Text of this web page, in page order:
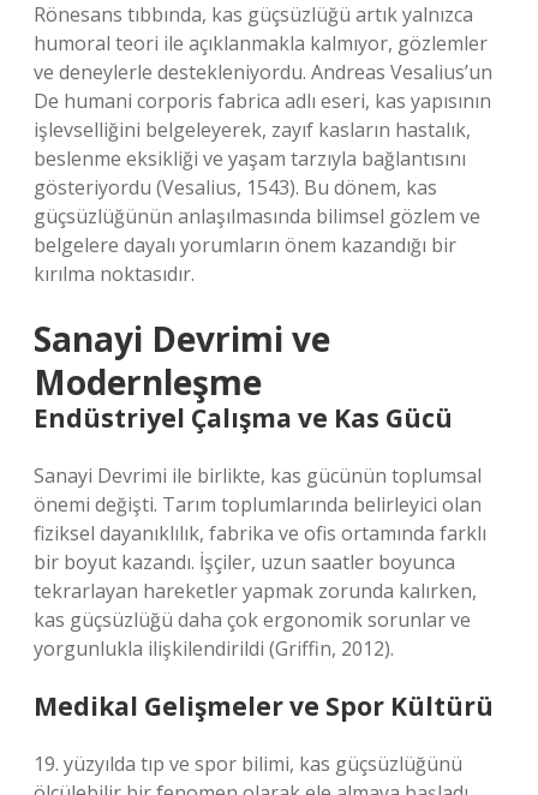
Rönesans tıbbında, kas güçsüzlüğü artık yalnızca
humoral teori ile açıklanmakla kalmıyor, gözlemler
ve deneylerle destekleniyordu. Andreas Vesalius’un
De humani corporis fabrica adlı eseri, kas yapısının
işlevselliğini belgeleyerek, zayıf kasların hastalık,
beslenme eksikliği ve yaşam tarzıyla bağlantısını
gösteriyordu (Vesalius, 1543). Bu dönem, kas
güçsüzlüğünün anlaşılmasında bilimsel gözlem ve
belgelere dayalı yorumların önem kazandığı bir
kırılma noktasıdır.
Sanayi Devrimi ve
Modernleşme
Endüstriyel Çalışma ve Kas Gücü
Sanayi Devrimi ile birlikte, kas gücünün toplumsal
önemi değişti. Tarım toplumlarında belirleyici olan
fiziksel dayanıklılık, fabrika ve ofis ortamında farklı
bir boyut kazandı. İşçiler, uzun saatler boyunca
tekrarlayan hareketler yapmak zorunda kalırken,
kas güçsüzlüğü daha çok ergonomik sorunlar ve
yorgunlukla ilişkilendirildi (Griffin, 2012).
Medikal Gelişmeler ve Spor Kültürü
19. yüzyılda tıp ve spor bilimi, kas güçsüzlüğünü